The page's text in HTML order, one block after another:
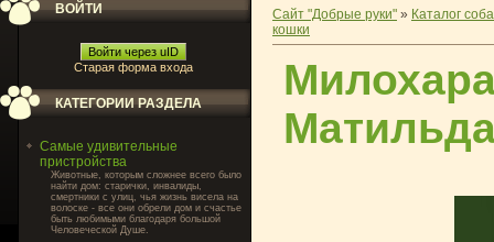
ВОЙТИ
Войти через uID
Старая форма входа
КАТЕГОРИИ РАЗДЕЛА
Самые удивительные
пристройства
Животные, которым сложнее всего было
найти дом: старички, инвалиды,
смертники с улиц, чья жизнь висела на
волоске - все они обрели дом и счастье
быть любимыми благодаря большой
Человеческой Душе.
Сайт "Добрые руки" » Каталог
кошки